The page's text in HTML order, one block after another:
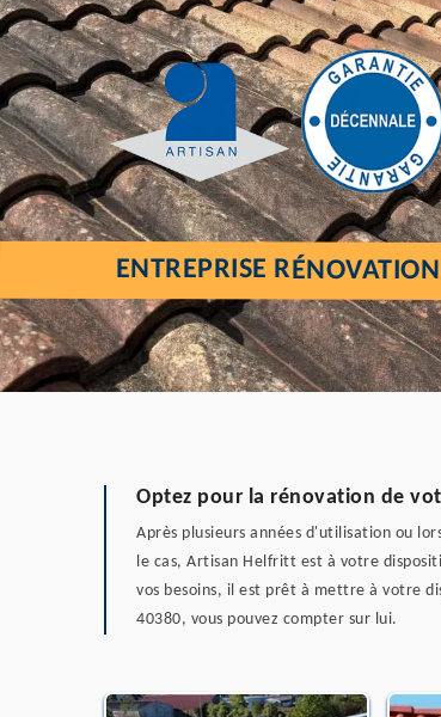
ENTREPRISE
Optez pour la rénovation de
Après plusieurs années d'utilisation ou
le cas, Artisan Helfritt est à votre
vos besoins, il est prêt à mettre à votre
40380, vous pouvez compter sur lui.